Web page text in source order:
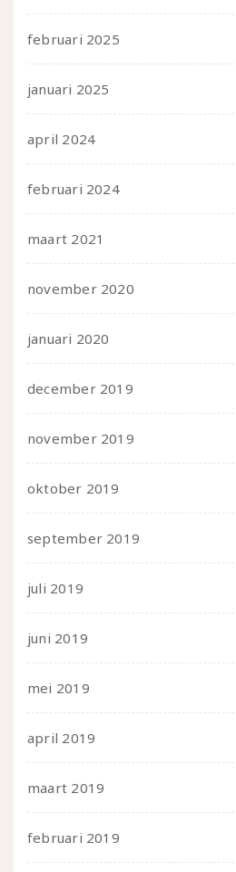
februari 2025
januari 2025
april 2024
februari 2024
maart 2021
november 2020
januari 2020
december 2019
november 2019
oktober 2019
september 2019
juli 2019
juni 2019
mei 2019
april 2019
maart 2019
februari 2019